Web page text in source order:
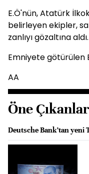
E.Ö'nün, Atatürk
belirleyen ekipler,
zanlıyı gözaltına aldı.
Emniyete götürülen
AA
Öne Çıkanlar
Deutsche Bank’tan